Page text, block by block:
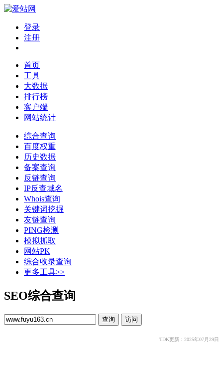
登录
注册
首页
工具
大数据
排行榜
客户端
网站统计
综合查询
百度权重
历史数据
备案查询
反链查询
IP反查域名
Whois查询
关键词挖掘
友链查询
PING检测
模拟抓取
网站PK
综合收录查询
更多工具>>
SEO综合查询
TDK更新：2025年07月29日